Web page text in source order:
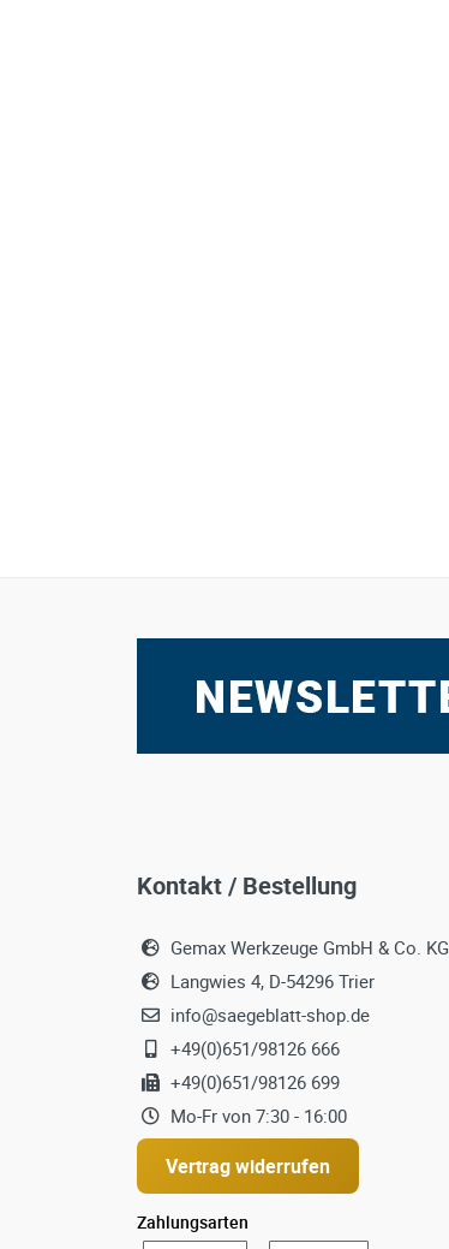
Kontakt / Bestellung
Gemax Werkzeuge GmbH & Co. KG
Langwies 4, D-54296 Trier
info@saegeblatt-shop.de
+49(0)651/98126 666
+49(0)651/98126 699
Mo-Fr von 7:30 - 16:00
Vertrag widerrufen
Zahlungsarten